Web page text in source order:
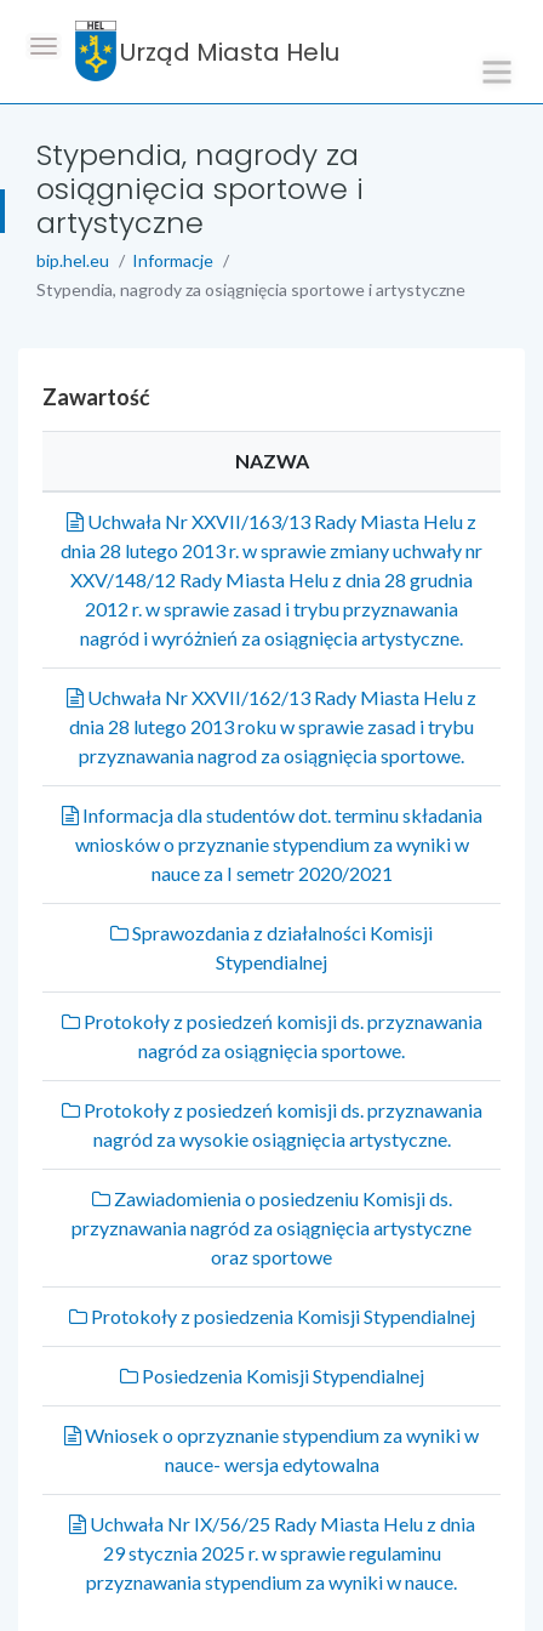
Urząd Miasta Helu
Stypendia, nagrody za
osiągnięcia sportowe i
artystyczne
bip.hel.eu
Informacje
Stypendia, nagrody za osiągnięcia sportowe i artystyczne
Zawartość
NAZWA
Uchwała Nr XXVII/163/13 Rady Miasta Helu z
dnia 28 lutego 2013 r. w sprawie zmiany uchwały nr
XXV/148/12 Rady Miasta Helu z dnia 28 grudnia
2012 r. w sprawie zasad i trybu przyznawania
nagród i wyróżnień za osiągnięcia artystyczne.
Uchwała Nr XXVII/162/13 Rady Miasta Helu z
dnia 28 lutego 2013 roku w sprawie zasad i trybu
przyznawania nagrod za osiągnięcia sportowe.
Informacja dla studentów dot. terminu składania
wniosków o przyznanie stypendium za wyniki w
nauce za I semetr 2020/2021
Sprawozdania z działalności Komisji
Stypendialnej
Protokoły z posiedzeń komisji ds. przyznawania
nagród za osiągnięcia sportowe.
Protokoły z posiedzeń komisji ds. przyznawania
nagród za wysokie osiągnięcia artystyczne.
Zawiadomienia o posiedzeniu Komisji ds.
przyznawania nagród za osiągnięcia artystyczne
oraz sportowe
Protokoły z posiedzenia Komisji Stypendialnej
Posiedzenia Komisji Stypendialnej
Wniosek o oprzyznanie stypendium za wyniki w
nauce- wersja edytowalna
Uchwała Nr IX/56/25 Rady Miasta Helu z dnia
29 stycznia 2025 r. w sprawie regulaminu
przyznawania stypendium za wyniki w nauce.